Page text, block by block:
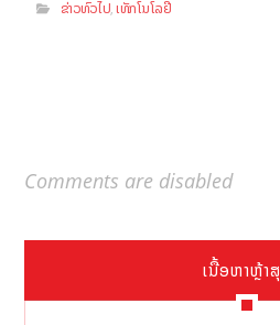
ຂ່າວທົ່ວໄປ,ເທັກໂນໂລຢີ
Comments are disabled
ເນື້ອຫາຫຼ້າ